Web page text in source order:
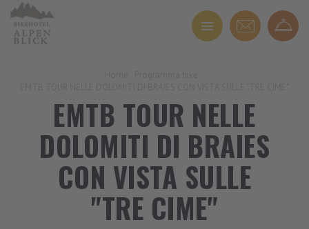
EMTB TOUR NELLE
DOLOMITI DI BRAIES
CON VISTA SULLE
"TRE CIME"